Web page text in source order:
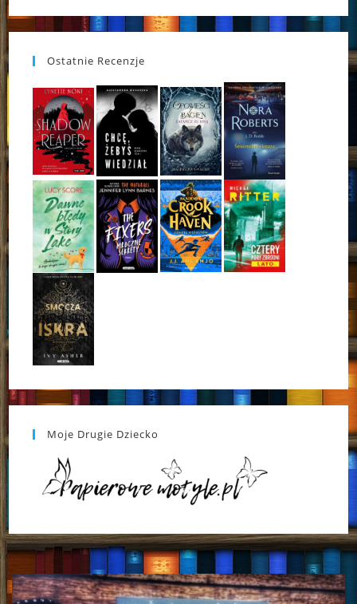
Ostatnie Recenzje
Moje Drugie Dziecko